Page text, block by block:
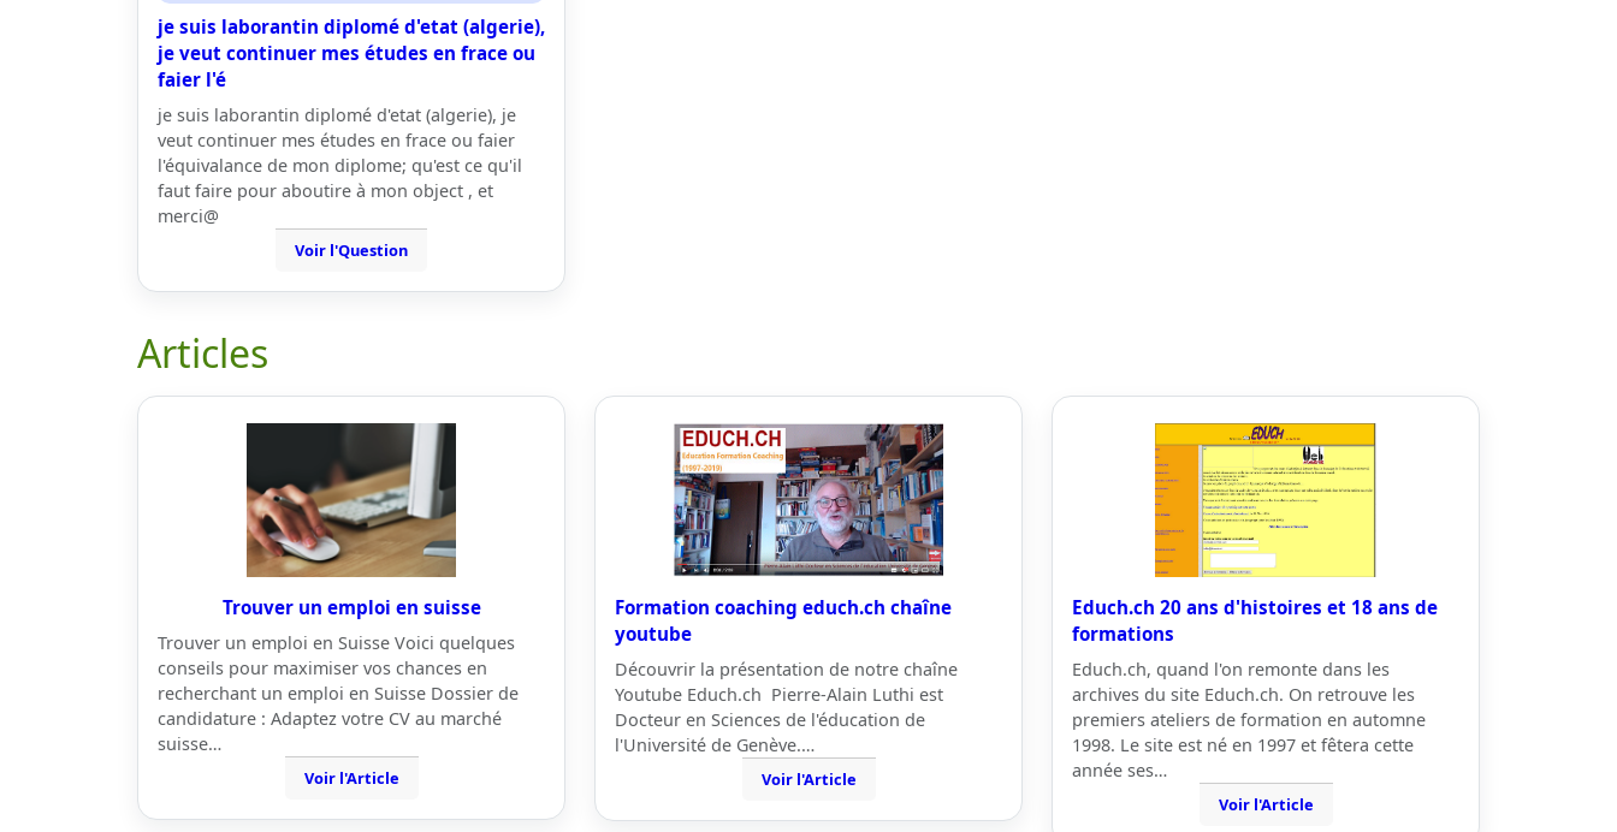
je suis laborantin diplomé d'etat (algerie),
je veut continuer mes études en frace ou
faier l'é
je suis laborantin diplomé d'etat (algerie), je
veut continuer mes études en frace ou faier
l'équivalance de mon diplome; qu'est ce qu'il
faut faire pour aboutire à mon object , et
merci@
Voir l'Question
Articles
Trouver un emploi en suisse
Trouver un emploi en Suisse Voici quelques
conseils pour maximiser vos chances en
recherchant un emploi en Suisse Dossier de
candidature : Adaptez votre CV au marché
suisse…
Voir l'Article
Formation coaching educh.ch chaîne
youtube
Découvrir la présentation de notre chaîne
Youtube Educh.ch Pierre-Alain Luthi est
Docteur en Sciences de l'éducation de
l'Université de Genève.…
Voir l'Article
Educh.ch 20 ans d'histoires et 18 ans de
formations
Educh.ch, quand l'on remonte dans les
archives du site Educh.ch. On retrouve les
premiers ateliers de formation en automne
1998. Le site est né en 1997 et fêtera cette
année ses…
Voir l'Article